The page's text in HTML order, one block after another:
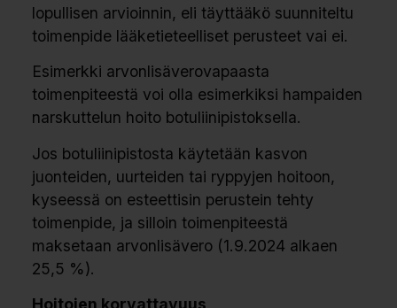
lopullisen arvioinnin, eli täyttääkö suunniteltu
toimenpide lääketieteelliset perusteet vai ei.
Esimerkki arvonlisäverovapaasta
toimenpiteestä voi olla esimerkiksi hampaiden
narskuttelun hoito botuliinipistoksella.
Jos botuliinipistosta käytetään kasvon
juonteiden, uurteiden tai ryppyjen hoitoon,
kyseessä on esteettisin perustein tehty
toimenpide, ja silloin toimenpiteestä
maksetaan arvonlisävero (1.9.2024 alkaen
25,5 %).
Hoitojen korvattavuus